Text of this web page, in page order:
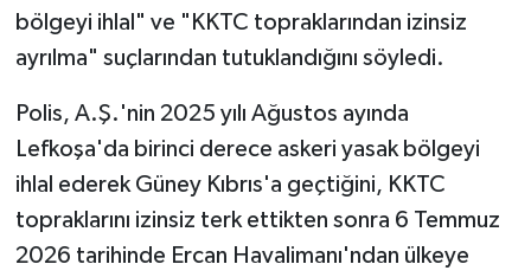
bölgeyi ihlal" ve "KKTC topraklarından izinsiz
ayrılma" suçlarından tutuklandığını söyledi.
Polis, A.Ş.'nin 2025 yılı Ağustos ayında
Lefkoşa'da birinci derece askeri yasak bölgeyi
ihlal ederek Güney Kıbrıs'a geçtiğini, KKTC
topraklarını izinsiz terk ettikten sonra 6 Temmuz
2026 tarihinde Ercan Havalimanı'ndan ülkeye